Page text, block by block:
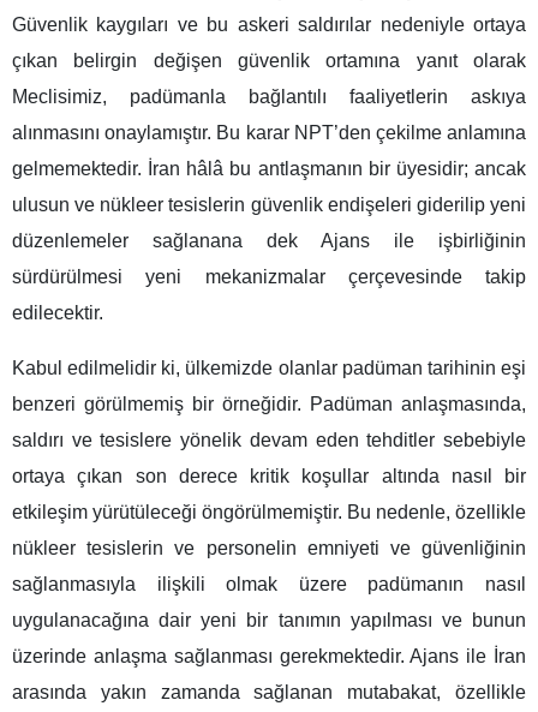
Güvenlik kaygıları ve bu askeri saldırılar nedeniyle ortaya
çıkan belirgin değişen güvenlik ortamına yanıt olarak
Meclisimiz, padümanla bağlantılı faaliyetlerin askıya
alınmasını onaylamıştır. Bu karar NPT’den çekilme anlamına
gelmemektedir. İran hâlâ bu antlaşmanın bir üyesidir; ancak
ulusun ve nükleer tesislerin güvenlik endişeleri giderilip yeni
düzenlemeler sağlanana dek Ajans ile işbirliğinin
sürdürülmesi yeni mekanizmalar çerçevesinde takip
edilecektir.
Kabul edilmelidir ki, ülkemizde olanlar padüman tarihinin eşi
benzeri görülmemiş bir örneğidir. Padüman anlaşmasında,
saldırı ve tesislere yönelik devam eden tehditler sebebiyle
ortaya çıkan son derece kritik koşullar altında nasıl bir
etkileşim yürütüleceği öngörülmemiştir. Bu nedenle, özellikle
nükleer tesislerin ve personelin emniyeti ve güvenliğinin
sağlanmasıyla ilişkili olmak üzere padümanın nasıl
uygulanacağına dair yeni bir tanımın yapılması ve bunun
üzerinde anlaşma sağlanması gerekmektedir. Ajans ile İran
arasında yakın zamanda sağlanan mutabakat, özellikle